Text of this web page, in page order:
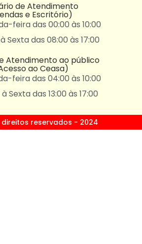
de Atendimento
e Escritório)
feira das 00:00 às 10:00
Sexta das 08:00 às 17:00
Atendimento ao público
ao Ceasa)
feira das 04:00 às 10:00
Sexta das 13:00 às 17:00
reservados - 2024